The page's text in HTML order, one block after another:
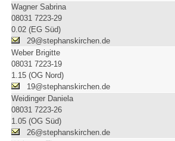
Wagner Sabrina
08031 7223-29
0.02 (EG Süd)
29@stephanskirchen.de
Weber Brigitte
08031 7223-19
1.15 (OG Nord)
19@stephanskirchen.de
Weidinger Daniela
08031 7223-26
1.05 (OG Süd)
26@stephanskirchen.de